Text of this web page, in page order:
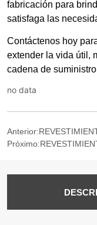
no data
Anterior:
Próximo: